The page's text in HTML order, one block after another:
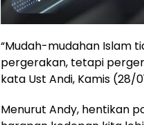
“Mudah-mudahan Islam
pergerakan, tetapi
kata Ust Andi, Kamis (28/
Menurut Andy, hentikan